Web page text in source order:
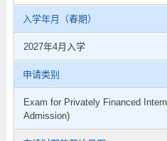
入学年月（春期）
2027年4月入学
申请类别
Exam for Privately Financed
Admission)